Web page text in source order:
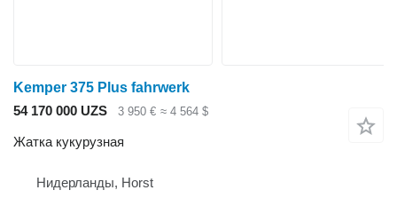
Kemper 375 Plus fahrwerk
54 170 000 UZS
3 950 € ≈ 4 564 $
Жатка кукурузная
Нидерланды, Horst